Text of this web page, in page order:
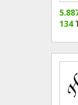
134